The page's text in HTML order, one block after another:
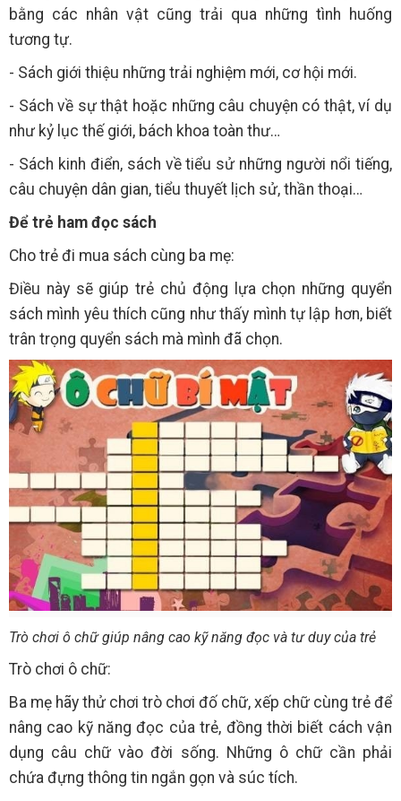
bằng các nhân vật cũng trải qua những tình huống
tương tự.
- Sách giới thiệu những trải nghiệm mới, cơ hội mới.
- Sách về sự thật hoặc những câu chuyện có thật, ví dụ
như kỷ lục thế giới, bách khoa toàn thư…
- Sách kinh điển, sách về tiểu sử những người nổi tiếng,
câu chuyện dân gian, tiểu thuyết lịch sử, thần thoại…
Để trẻ ham đọc sách
Cho trẻ đi mua sách cùng ba mẹ:
Điều này sẽ giúp trẻ chủ động lựa chọn những quyển
sách mình yêu thích cũng như thấy mình tự lập hơn, biết
trân trọng quyển sách mà mình đã chọn.
Trò chơi ô chữ giúp nâng cao kỹ năng đọc và tư duy của trẻ
Trò chơi ô chữ:
Ba mẹ hãy thử chơi trò chơi đố chữ, xếp chữ cùng trẻ để
nâng cao kỹ năng đọc của trẻ, đồng thời biết cách vận
dụng câu chữ vào đời sống. Những ô chữ cần phải
chứa đựng thông tin ngắn gọn và súc tích.